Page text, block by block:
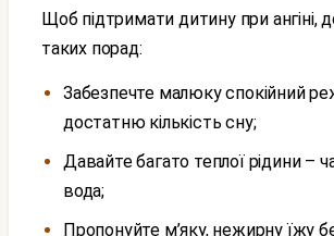
Щоб підтримати дитину при ангіні, дотримуйтеся
таких порад:
забезпечте малюку спокійний режим і
достатню кількість сну;
давайте багато теплої рідини – чай, компот,
вода;
пропонуйте м’яку, нежирну їжу без спецій і